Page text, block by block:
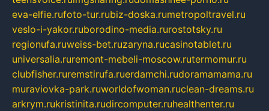
eva-elfie.rufoto-tur.rubiz-doska.rumetropoltravel.ru
veslo-i-yakor.ruborodino-media.rurostotsky.ru
regionufa.ruweiss-bet.ruzaryna.rucasinotablet.ru
universalia.ruremont-mebeli-moscow.rutermomur.ru
clubfisher.ruremstirufa.ruerdamchi.rudoramamama.ru
muraviovka-park.ruworldofwoman.ruclean-dreams.ru
arkrym.rukristinita.rudircomputer.ruhealthenter.ru